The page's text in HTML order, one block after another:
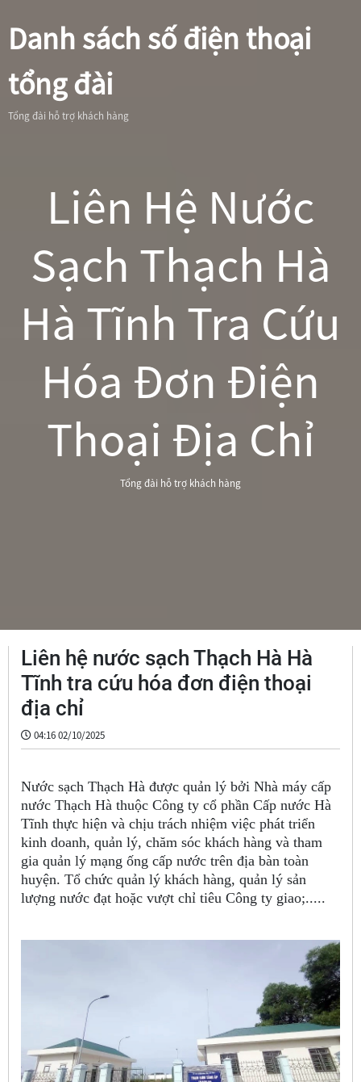
Danh sách số điện thoại
tổng đài
Tổng đài hỗ trợ khách hàng
Liên Hệ Nước
Sạch Thạch Hà
Hà Tĩnh Tra Cứu
Hóa Đơn Điện
Thoại Địa Chỉ
Tổng đài hỗ trợ khách hàng
Liên hệ nước sạch Thạch Hà Hà
Tĩnh tra cứu hóa đơn điện thoại
địa chỉ
04:16 02/10/2025
Nước sạch Thạch Hà được quản lý bởi Nhà máy cấp
nước Thạch Hà thuộc Công ty cổ phần Cấp nước Hà
Tĩnh thực hiện và chịu trách nhiệm việc phát triển
kinh doanh, quản lý, chăm sóc khách hàng và tham
gia quản lý mạng ống cấp nước trên địa bàn toàn
huyện. Tổ chức quản lý khách hàng, quản lý sản
lượng nước đạt hoặc vượt chỉ tiêu Công ty giao;.....